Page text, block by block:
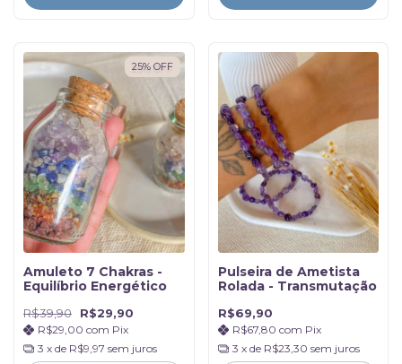
25% OFF
Amuleto 7 Chakras -
Equilíbrio Energético
R$39,90 R$29,90
R$29,00 com Pix
3 x de R$9,97 sem juros
Pulseira de Ametista
Rolada - Transmutação
R$69,90
R$67,80 com Pix
3 x de R$23,30 sem juros